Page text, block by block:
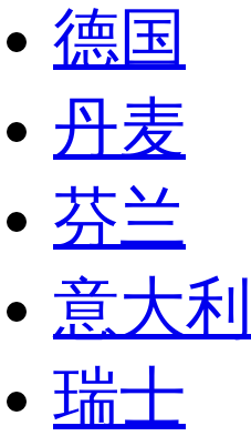
德国
丹麦
芬兰
意大利
瑞士